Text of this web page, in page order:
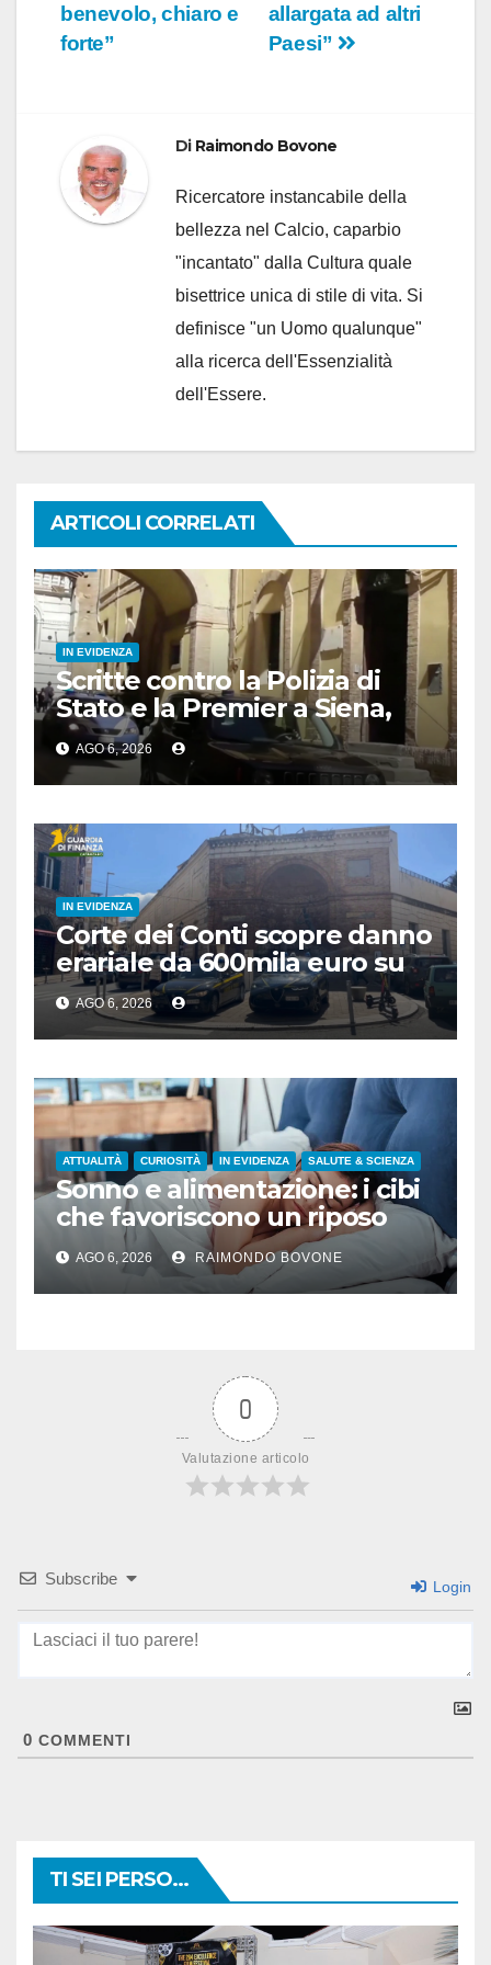
allargata ad altri
Paesi”
benevolo, chiaro e
forte”
Di Raimondo Bovone
Ricercatore instancabile della
bellezza nel Calcio, caparbio
"incantato" dalla Cultura quale
bisettrice unica di stile di vita. Si
definisce "un Uomo qualunque"
alla ricerca dell'Essenzialità
dell'Essere.
ARTICOLI CORRELATI
IN EVIDENZA
Scritte contro la Polizia di
Stato e la Premier a Siena,
denunciato 24enne
AGO 6, 2026
IN EVIDENZA
Corte dei Conti scopre danno
erariale da 600mila euro su
depuratori in Calabria
AGO 6, 2026
ATTUALITÀ CURIOSITÀ IN EVIDENZA SALUTE & SCIENZA
Sonno e alimentazione: i cibi
che favoriscono un riposo
naturale
AGO 6, 2026 RAIMONDO BOVONE
0
Valutazione articolo
Subscribe Login
0 COMMENTI
TI SEI PERSO...